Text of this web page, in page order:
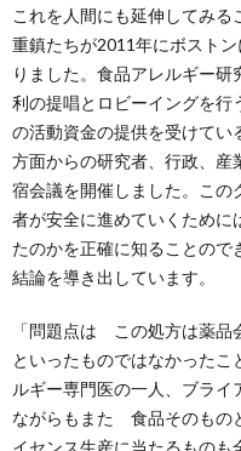
これを人間にも延伸してみ
重鎮たちが2011年にボスト
りました。食品アレルギー研
利の提唱とロビーイングを行
の活動資金の提供を受けてい
方面からの研究者、行政、産
宿会議を開催しました。こ
者が安全に進めていくため
たのかを正確に知ることの
結論を導き出しています。
「問題点は この処方は薬品
といったものではなかった
ルギー専門医の一人、ブラ
ながらもまた 食品そのもの
イセンス生産に当たるもの